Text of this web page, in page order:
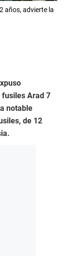
años, advierte la
Arad 7
notable
de 12